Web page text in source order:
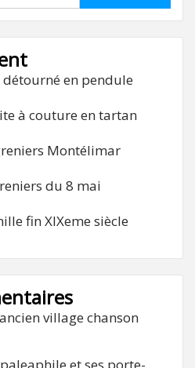
en pendule
à couture en tartan
Montélimar
du 8 mai
fin XIXeme siècle
village chanson
et ses porte-